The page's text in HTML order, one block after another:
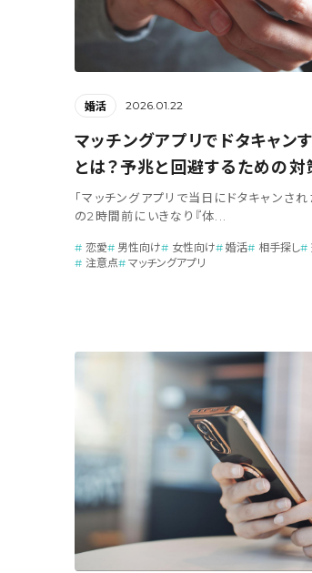
婚活 2026.01.22
マッチングアプリでドタキャン
とは？予兆と回避するための対
「マッチングアプリで当日にドタキャンされ
の2時間前にいきなり『体...
恋愛 男性向け 女性向け 婚活 相手探し
注意点
マッチングアプリ